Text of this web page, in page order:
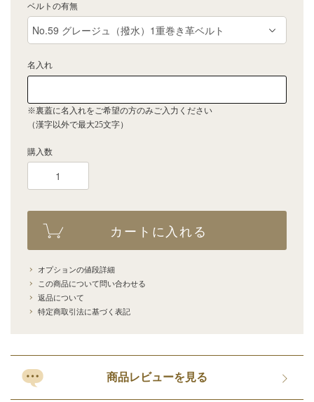
ベルトの有無
名入れ
※裏蓋に名入れをご希望の方のみご入力ください
（漢字以外で最大25文字）
購入数
カートに入れる
オプションの値段詳細
この商品について問い合わせる
返品について
特定商取引法に基づく表記
商品レビューを見る